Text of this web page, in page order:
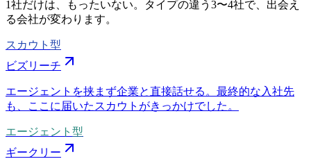
1社だけは、もったいない。タイプの違う 3〜4社で、出会え
る会社が変わります。
スカウト型
ビズリーチ
エージェントを挟まず企業と直接話せる。最終的な入社先
も、ここに届いたスカウトがきっかけでした。
エージェント型
ギークリー